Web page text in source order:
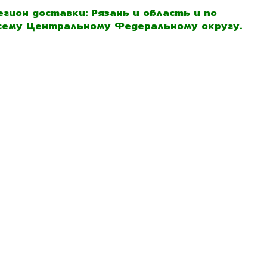
доставки: Рязань и область и по
Центральному Федеральному округу.